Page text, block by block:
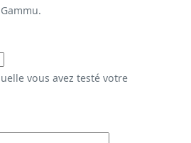
vous avez testé votre